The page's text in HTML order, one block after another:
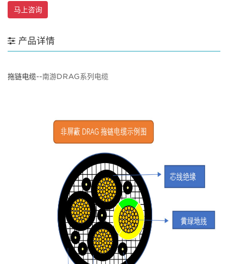
马上咨询
产品详情
拖链电缆--南游DRAG系列电缆